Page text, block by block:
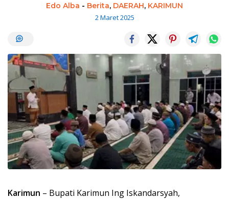
Edo Alba - Berita, DAERAH, KARIMUN
2 Maret 2025
Karimun – Bupati Karimun Ing Iskandarsyah,